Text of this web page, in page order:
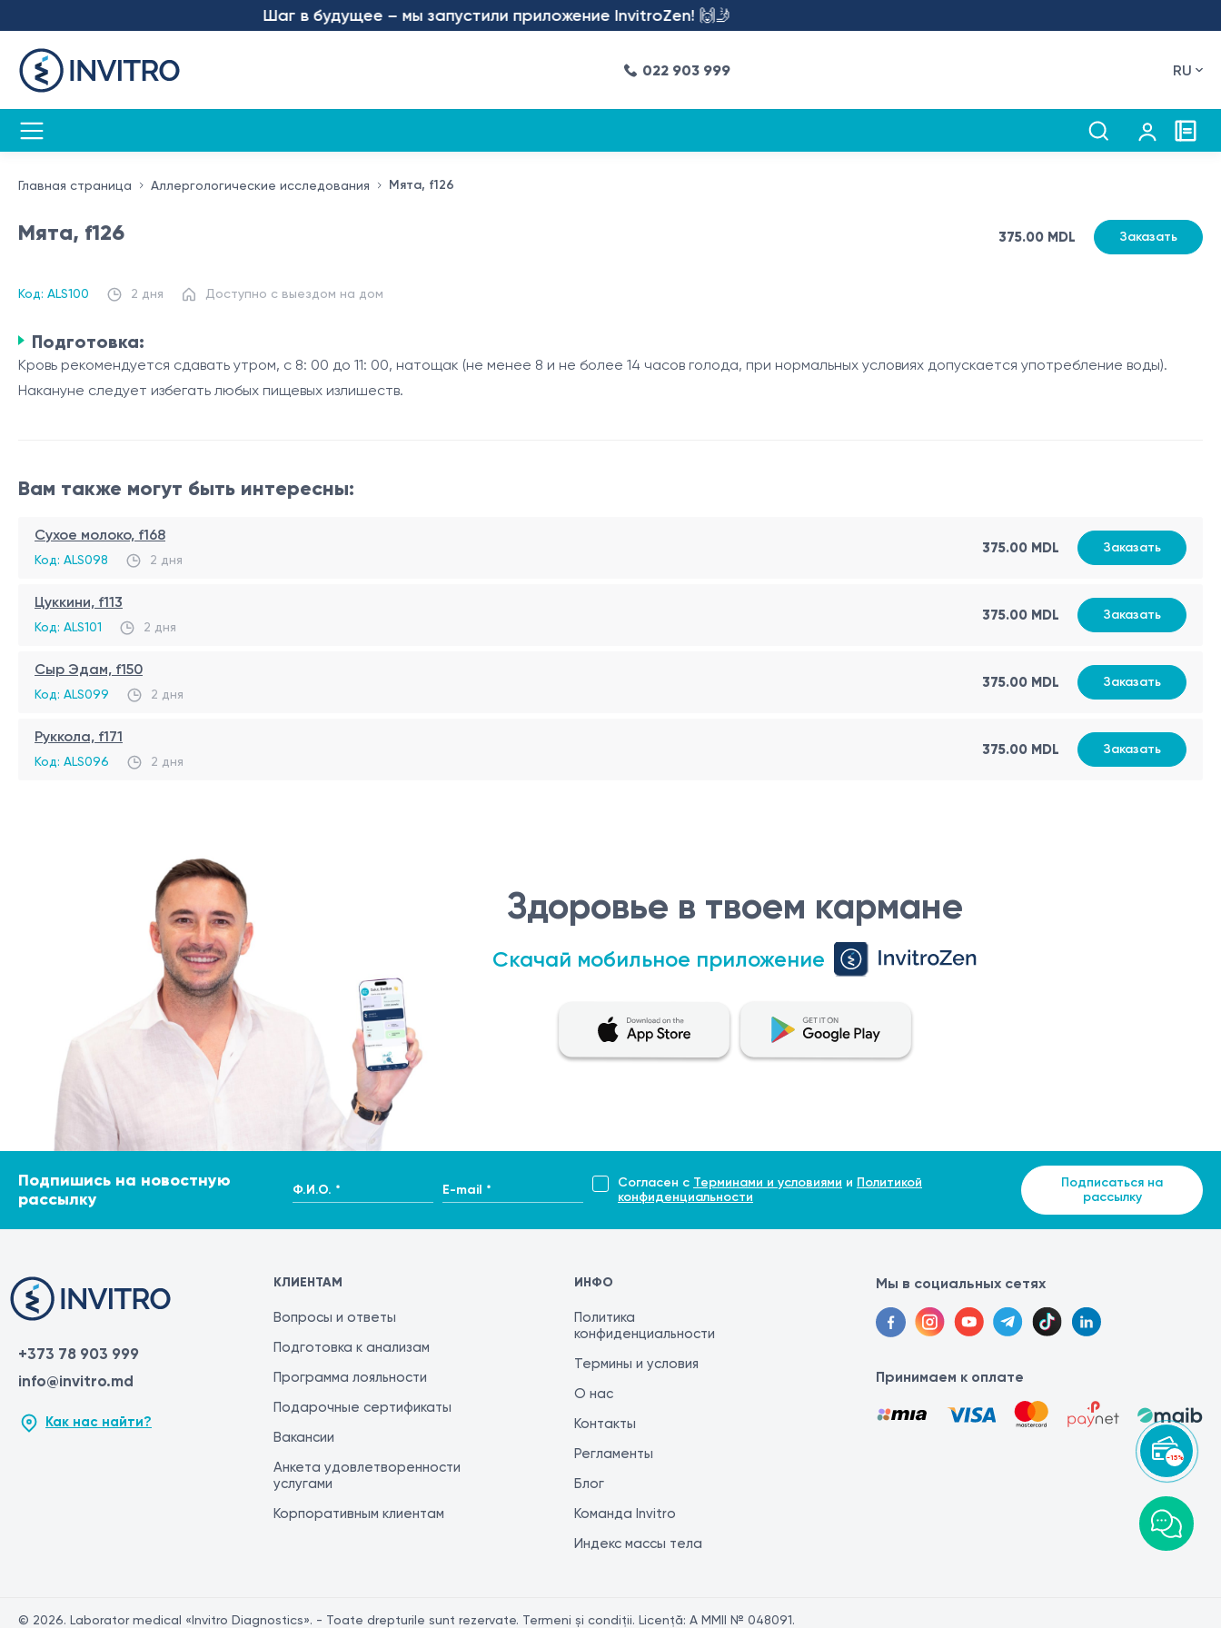
Шаг в будущее – мы запустили приложение InvitroZen! 🙌🤳
022 903 999 RU
Главная страница Аллергологические исследования Мята, f126
Мята, f126
Код: ALS100 2 дня Доступно с выездом на дом
375.00 MDL Заказать
Подготовка:
Кровь рекомендуется сдавать утром, с 8: 00 до 11: 00, натощак (не менее 8 и не более 14 часов голода, при нормальных условиях допускается употребление воды).
Накануне следует избегать любых пищевых излишеств.
Вам также могут быть интересны:
Сухое молоко, f168
Код: ALS098 2 дня
375.00 MDL Заказать
Цуккини, f113
Код: ALS101 2 дня
375.00 MDL Заказать
Сыр Эдам, f150
Код: ALS099 2 дня
375.00 MDL Заказать
Руккола, f171
Код: ALS096 2 дня
375.00 MDL Заказать
-15%
Здоровье в твоем кармане
Скачай мобильное приложение
Подпишись на новостную
рассылку
Ф.И.О. * E-mail * Согласен с Терминами и условиями и Политикой
конфиденциальности
Подписаться на
рассылку
+373 78 903 999
info@invitro.md
Как нас найти?
КЛИЕНТАМ
Вопросы и ответы
Подготовка к анализам
Программа лояльности
Подарочные сертификаты
Вакансии
Анкета удовлетворенности
услугами
Корпоративным клиентам
ИНФО
Политика
конфиденциальности
Термины и условия
О нас
Контакты
Регламенты
Блог
Команда Invitro
Индекс массы тела
Мы в социальных сетях
Принимаем к оплате
© 2026. Laborator medical «Invitro Diagnostics». - Toate drepturile sunt rezervate. Termeni și condiții. Licență: A MMII № 048091.